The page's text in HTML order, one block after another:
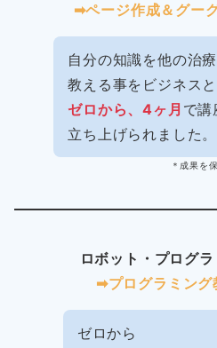
➡︎ページ作成＆グー
自分の知識を他の治
教える事をビジネス
ゼロから、4ヶ月 で講
立ち上げられました。
＊成果を保証するも
ロボット・プログ
➡︎プログラミング
ゼロから